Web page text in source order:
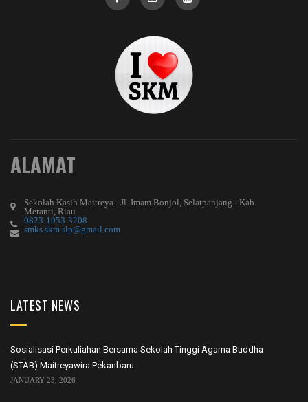
ALAMAT
Sekolah Kasih Maitreya - Jl. Imam Bonjol, Selatpanjang - Kab.
Meranti, Riau
0823-1953-3208
smks.skm.slp@gmail.com
LATEST NEWS
Sosialisasi Perkuliahan Bersama Sekolah Tinggi Agama Buddha
(STAB) Maitreyawira Pekanbaru
JANUARY 23, 2026